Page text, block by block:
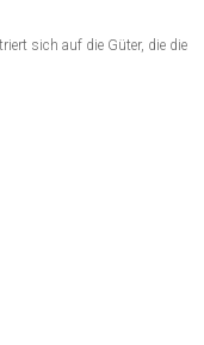
sich auf die Güter, die die